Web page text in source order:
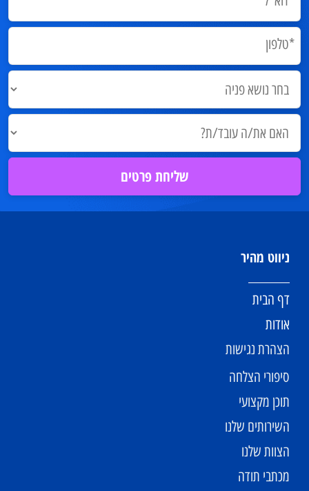
ניווט מהיר
דף הבית
אודות
הצהרת נגישות
סיפורי הצלחה
תוכן מקצועי
השירותים שלנו
הצוות שלנו
מכתבי תודה